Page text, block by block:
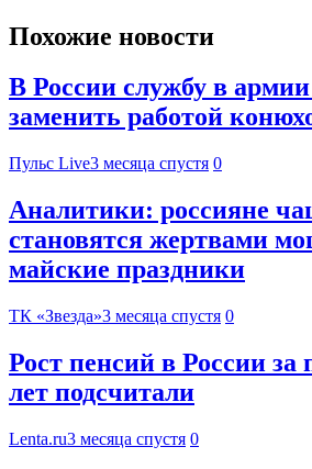
Похожие новости
В России службу в
заменить работой
Пульс Live3 месяца спустя 0
Аналитики: россияне
становятся жертвами
майские праздники
ТК «Звезда»3 месяца спустя 0
Рост пенсий в России за
лет подсчитали
Lenta.ru3 месяца спустя 0